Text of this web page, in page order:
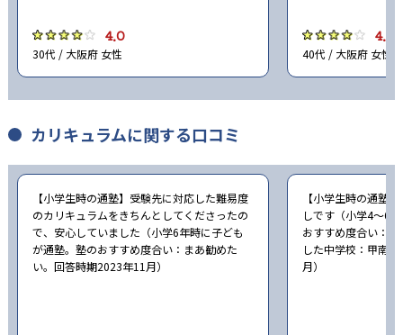
4.0
30代 / 大阪府 女性
4.0
40代 / 大阪府 女性
カリキュラムに関する口コミ
【小学生時の通塾】受験先に対応した難易度
のカリキュラムをきちんとしてくださったの
で、安心していました（小学6年時に子ども
が通塾。塾のおすすめ度合い：まあ勧めた
い。回答時期2023年11月）
【小学生時の通塾
しです（小学4〜6
おすすめ度合い：
した中学校：甲南
月）